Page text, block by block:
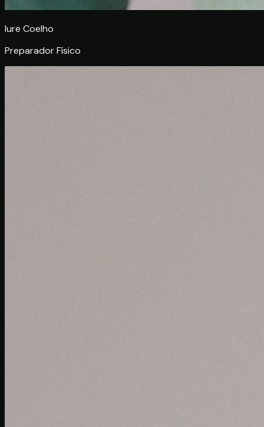
Iure Coelho
Preparador Físico